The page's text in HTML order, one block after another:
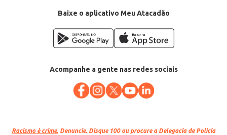
Baixe o aplicativo Meu Atacadão
Acompanhe a gente nas redes sociais
Racismo é crime. Denuncie. Disque 100 ou procure a Delegacia de Polícia